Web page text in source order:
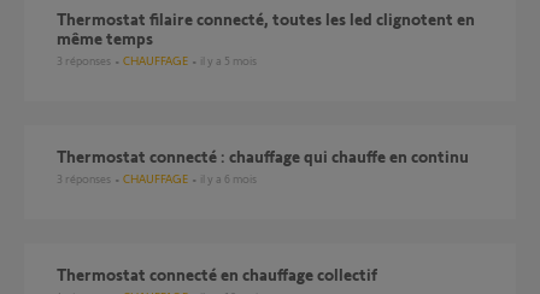
Thermostat filaire connecté, toutes les led clignotent en
même temps
3 réponses CHAUFFAGE il y a 5 mois
Thermostat connecté : chauffage qui chauffe en continu
3 réponses CHAUFFAGE il y a 6 mois
Thermostat connecté en chauffage collectif